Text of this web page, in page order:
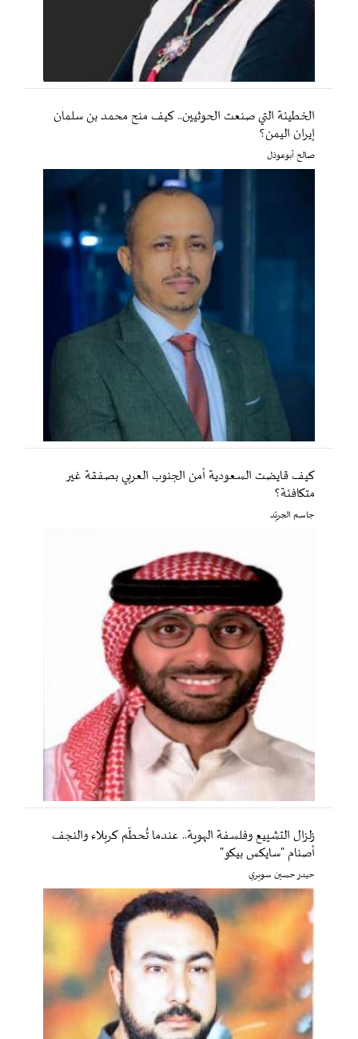
الخطيئة التي صنعت الحوثيين.. كيف منح محمد بن سلمان
إيران اليمن؟
صالح أبوعوذل
كيف قايضت السعودية أمن الجنوب العربي بصفقة غير
متكافئة؟
جاسم الجريّد
زلزال التشييع وفلسفة الهوية.. عندما تُحطّم كربلاء والنجف
أصنام "سايكس بيكو"
حيدر حسين سويري